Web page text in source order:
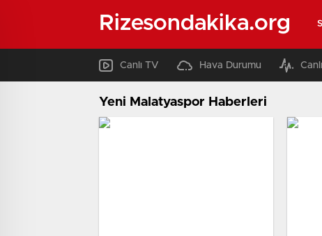
Rizesondakika.org
Canlı TV Hava Durumu
Yeni Malatyaspor Haberleri